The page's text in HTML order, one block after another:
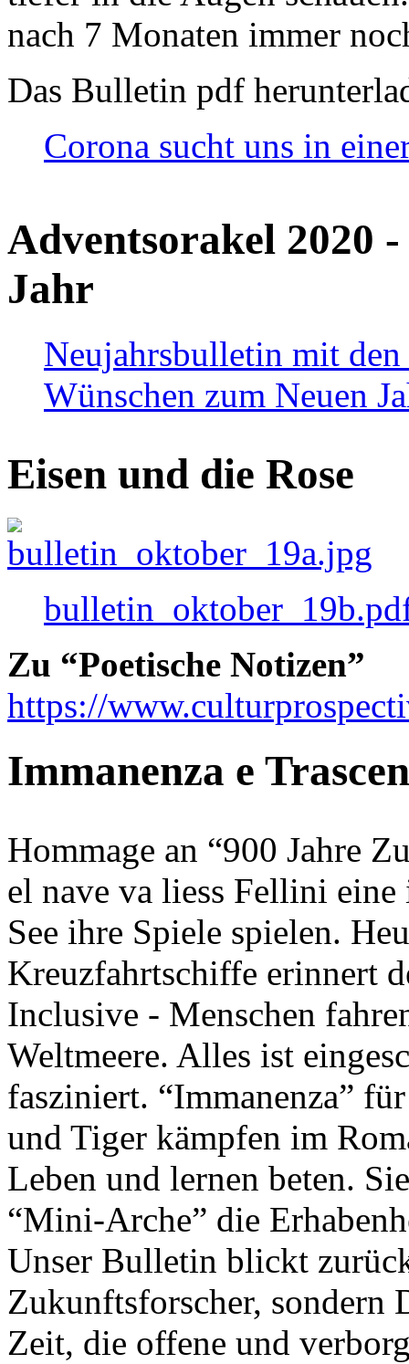
nach 7 Monaten immer
Das Bulletin pdf
Corona sucht uns in
Adventsorakel 2020
Jahr
Neujahrsbulletin mit den
Wünschen zum Neuen
Eisen und die Rose
Zu “Poetische Notizen”
https://
Immanenza e
Hommage an “900 Jahre
el nave va liess Fellini
See ihre Spiele spielen.
Kreuzfahrtschiffe erinnert
Inclusive - Menschen
Weltmeere. Alles ist
fasziniert. “Immanenza”
und Tiger kämpfen im
Leben und lernen beten.
“Mini-Arche” die
Unser Bulletin blickt
Zukunftsforscher, sondern
Zeit, die offene und